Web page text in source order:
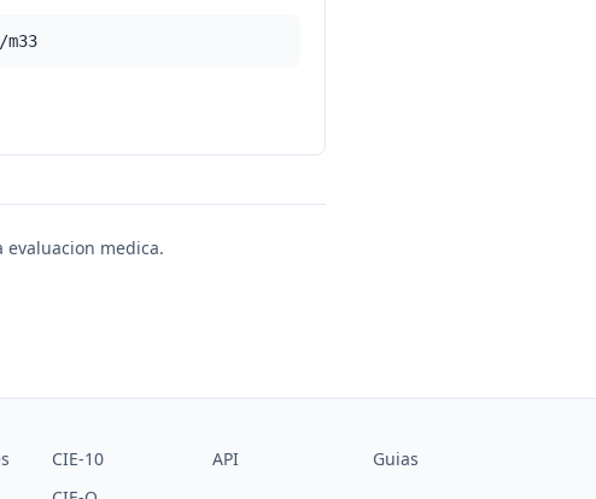
medica.
CIE-10 API
Guias